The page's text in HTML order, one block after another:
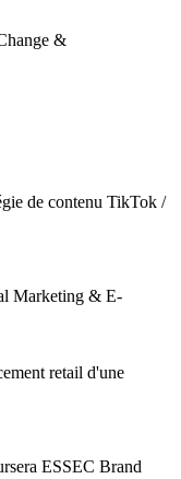
&
de contenu TikTok /
Marketing & E-
retail d'une
ESSEC Brand